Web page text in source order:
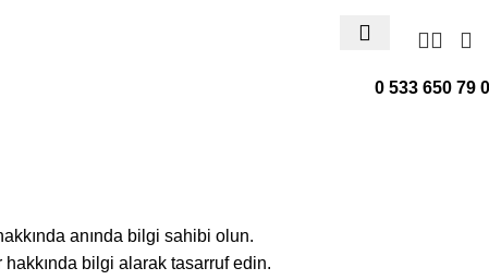
0 533 650 79
anında bilgi sahibi olun.
bilgi alarak tasarruf edin.